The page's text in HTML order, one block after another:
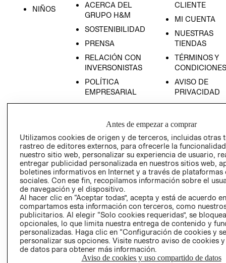
NIÑOS
ACERCA DEL
GRUPO H&M
SOSTENIBILIDAD
PRENSA
RELACIÓN CON
INVERSONISTAS
POLÍTICA
EMPRESARIAL
CLIENTE
MI CUENTA
NUESTRAS
TIENDAS
TÉRMINOS Y
CONDICIONES
AVISO DE
PRIVACIDAD
GIFT CARD
COOKIES
LIBRO DE
Ecuador ($)
CAMBIAR REGIÓN
Antes de empezar a comprar
Utilizamos cookies de origen y de terceros, incluidas otras
rastreo de editores externos, para ofrecerle la
nuestro sitio web, personalizar su experiencia de usuario,
entregar publicidad personalizada en nuestros sitios web,
boletines informativos en Internet y a través de plataformas
sociales. Con ese fin, recopilamos información sobre el
de navegación y el dispositivo.
Al hacer clic en “Aceptar todas”, acepta y está de acuerdo
compartamos esta información con terceros, como
publicitarios. Al elegir “Solo cookies requeridas”, se
opcionales, lo que limita nuestra entrega de contenido y
personalizadas. Haga clic en “Configuración de cookies y
personalizar sus opciones. Visite nuestro aviso de cookies
de datos para obtener más información.
Aviso de cookies y uso compartido de datos